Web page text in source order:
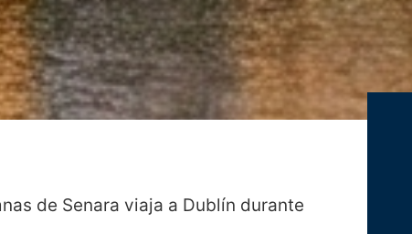
de Senara viaja a Dublín durante